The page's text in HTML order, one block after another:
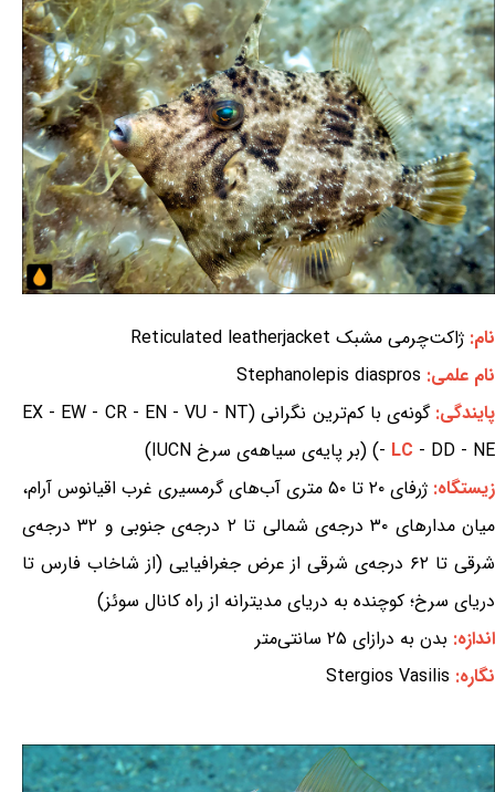
نام: ژاکت‌چرمی مشبک Reticulated leatherjacket
نام علمی: Stephanolepis diaspros
پایندگی:
گونه‌ی با کم‌ترین نگرانی (EX - EW - CR - EN - VU - NT
- LC - DD - NE) (بر پایه‌ی سیاهه‌ی سرخ IUCN)
زیستگاه:
ژرفای ۲۰ تا ۵۰ متری آب‌های گرمسیری غرب اقیانوس آرام،
میان مدارهای ۳۰ درجه‌ی شمالی تا ۲ درجه‌ی جنوبی و ۳۲ درجه‌ی
شرقی تا ۶۲ درجه‌ی شرقی از عرض جغرافیایی (از شاخاب فارس تا
دریای سرخ؛ کوچنده به دریای مدیترانه از راه کانال سوئز)
اندازه: بدن به درازای ۲۵ سانتی‌متر
نگاره: Stergios Vasilis